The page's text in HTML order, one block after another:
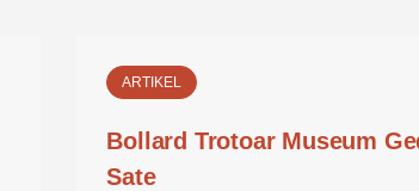
ARTIKEL
Bollard Trotoar Museum
Sate